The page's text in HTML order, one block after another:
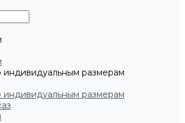
размерам
размерам